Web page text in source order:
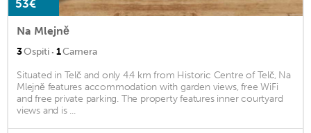
53€
Na Mlejně
3Ospiti · 1Camera
Situated in Telč and only 4.4 km from Historic Centre of Telč, Na
Mlejně features accommodation with garden views, free WiFi
and free private parking. The property features inner courtyard
views and is ...